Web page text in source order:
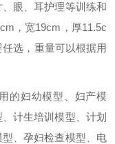
眼、耳护理等训练和
，宽19cm，厚11.5c
选，重量可以根据用
的妇幼模型、妇产模
计生培训模型、计划
、孕妇检查模型、电